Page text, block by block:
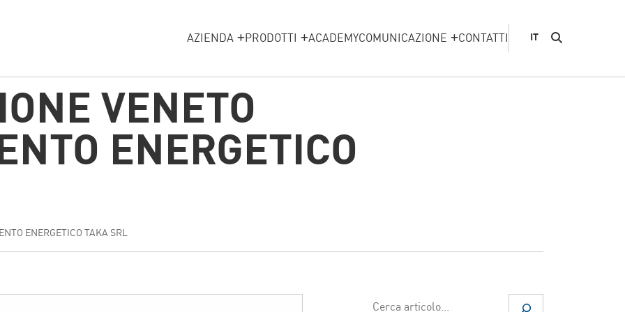
AZIENDA PRODOTTI ACADEMYCOMUNICAZIONE CONTATTI IT
VENETO
ENERGETICO
ENERGETICO TAKA SRL
Cerca